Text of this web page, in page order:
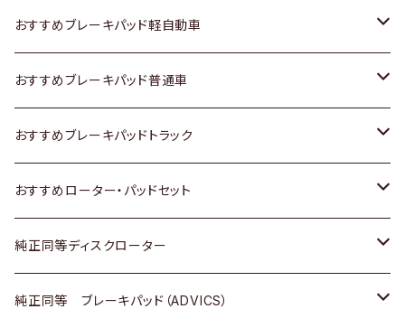
スズキ
日産
いすゞ
ダイハツ
マツダ
三菱
ホンダ
スズキ
日産
いすゞ
ダイハツ
マツダ
トヨタ
スズキ
日産
いすゞ
ダイハツ
三菱
おすすめブレーキパッド軽自動車
トヨタ
ホンダ
スズキ
日産
ダイハツ
おすすめブレーキパッド普通車
トヨタ
ホンダ
スズキ
日産
おすすめブレーキパッドトラック
トヨタ
日産
いすゞ
おすすめローター・パッドセット
トヨタ
ホンダ
純正同等ディスクローター
トヨタ
純正同等 ブレーキパッド（ADVICS）